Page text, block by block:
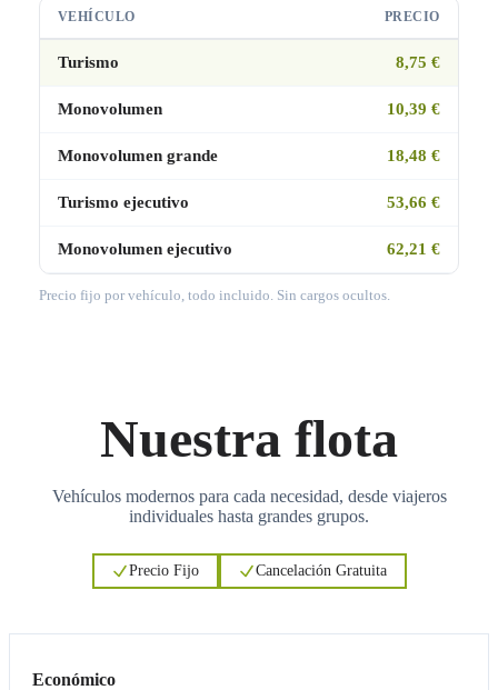
VEHÍCULO PRECIO
Turismo 8,75 €
Monovolumen 10,39 €
Monovolumen grande 18,48 €
Turismo ejecutivo 53,66 €
Monovolumen ejecutivo 62,21 €
Precio fijo por vehículo, todo incluido. Sin cargos ocultos.
Nuestra flota
Vehículos modernos para cada necesidad, desde viajeros
individuales hasta grandes grupos.
Precio Fijo Cancelación Gratuita
Económico